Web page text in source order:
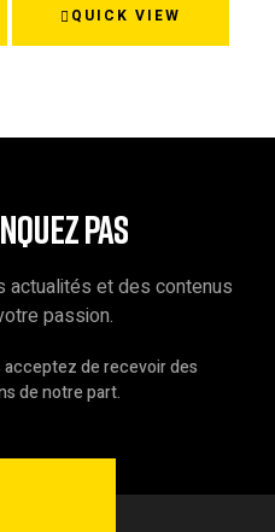
QUICK VIEW
PAS
et des contenus
passion.
acceptez de recevoir des
de notre part.